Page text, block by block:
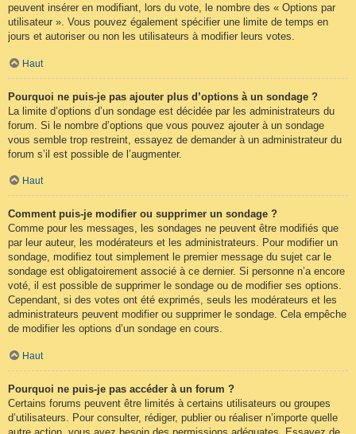
peuvent insérer en modifiant, lors du vote, le nombre des « Options par
utilisateur ». Vous pouvez également spécifier une limite de temps en
jours et autoriser ou non les utilisateurs à modifier leurs votes.
Haut
Pourquoi ne puis-je pas ajouter plus d’options à un sondage ?
La limite d’options d’un sondage est décidée par les administrateurs du
forum. Si le nombre d’options que vous pouvez ajouter à un sondage
vous semble trop restreint, essayez de demander à un administrateur du
forum s’il est possible de l’augmenter.
Haut
Comment puis-je modifier ou supprimer un sondage ?
Comme pour les messages, les sondages ne peuvent être modifiés que
par leur auteur, les modérateurs et les administrateurs. Pour modifier un
sondage, modifiez tout simplement le premier message du sujet car le
sondage est obligatoirement associé à ce dernier. Si personne n’a encore
voté, il est possible de supprimer le sondage ou de modifier ses options.
Cependant, si des votes ont été exprimés, seuls les modérateurs et les
administrateurs peuvent modifier ou supprimer le sondage. Cela empêche
de modifier les options d’un sondage en cours.
Haut
Pourquoi ne puis-je pas accéder à un forum ?
Certains forums peuvent être limités à certains utilisateurs ou groupes
d’utilisateurs. Pour consulter, rédiger, publier ou réaliser n’importe quelle